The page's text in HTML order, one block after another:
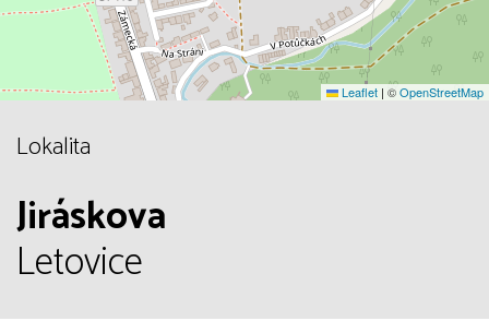
Leaflet | ©OpenStreetMap
Lokalita
Jiráskova
Letovice